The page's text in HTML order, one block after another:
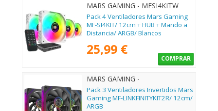
MARS GAMING - MFSI4KITW
Pack 4 Ventiladores Mars Gaming
MF-SI4KIT/ 12cm + HUB + Mando a
Distancia/ ARGB/ Blancos
25,99 €
COMPRAR
MARS GAMING -
MFLINKFINITYKIT2R
Pack 3 Ventiladores Invertidos Mars
Gaming MF-LINKFINITYKIT2R/ 12cm/
ARGB